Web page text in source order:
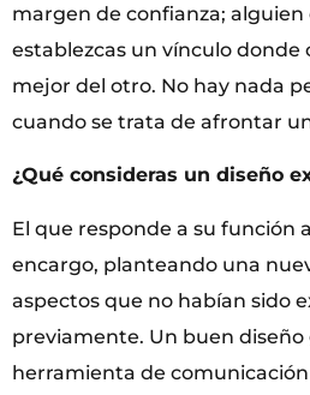
margen de confianza; alguien
establezcas un vínculo donde
mejor del otro. No hay nada
cuando se trata de afrontar
¿Qué consideras un diseño
El que responde a su función
encargo, planteando una
aspectos que no habían sido
previamente. Un buen diseño
herramienta de comunicación